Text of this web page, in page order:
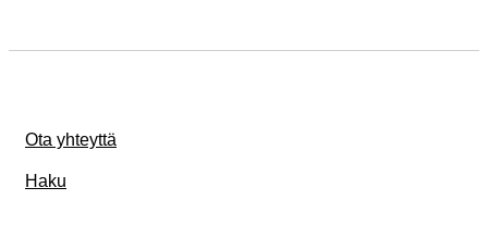
Ota yhteyttä
Haku